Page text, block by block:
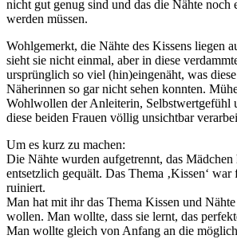
nicht gut genug sind und das die Nähte noch
werden müssen.
Wohlgemerkt, die Nähte des Kissens liegen
sieht sie nicht einmal, aber in diese
ursprünglich so viel (hin)eingenäht, was
Näherinnen so gar nicht sehen konnten.
Wohlwollen der Anleiterin, Selbstwertgefühl
diese beiden Frauen völlig unsichtbar
Um es kurz zu machen:
Die Nähte wurden aufgetrennt, das Mädchen
entsetzlich gequält. Das Thema ‚Kissen‘
ruiniert.
Man hat mit ihr das Thema Kissen und
wollen. Man wollte, dass sie lernt, das
Man wollte gleich von Anfang an die